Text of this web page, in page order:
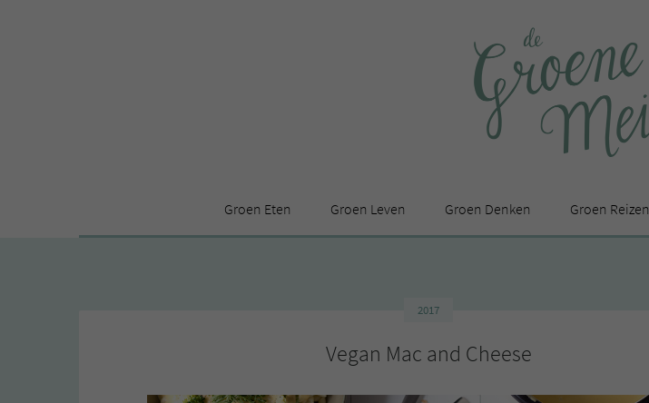
Groen Eten Groen Leven Groen Denken Groen Reizen
2017
Vegan Mac and Cheese